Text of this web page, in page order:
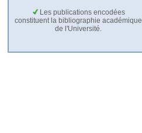
Les publications encodées
constituent la bibliographie académique
de l'Université.